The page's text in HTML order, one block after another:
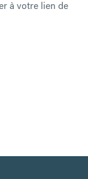
à votre lien de